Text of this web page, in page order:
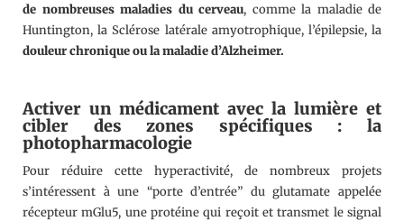
de nombreuses maladies du cerveau, comme la maladie de
Huntington, la Sclérose latérale amyotrophique, l’épilepsie, la
douleur chronique ou la maladie d’Alzheimer.
Activer un médicament avec la lumière et
cibler des zones spécifiques : la
photopharmacologie
Pour réduire cette hyperactivité, de nombreux projets
s’intéressent à une “porte d’entrée” du glutamate appelée
récepteur mGlu5, une protéine qui reçoit et transmet le signal